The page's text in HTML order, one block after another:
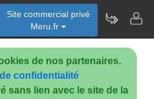
de nos partenaires.
confidentialité
sans lien avec le site de la
Site commercial privé
Meru.fr